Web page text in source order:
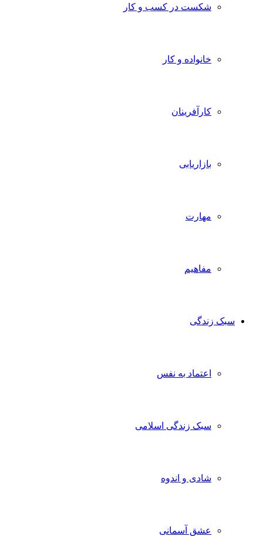
شکست در کسب و کار
خانواده و کار
کارآفرینان
بازاریابی
مهارت
مفاهیم
زندگی
اعتماد به نفس
سبک زندگی اسلامی
شادی و اندوه
عشق آسمانی